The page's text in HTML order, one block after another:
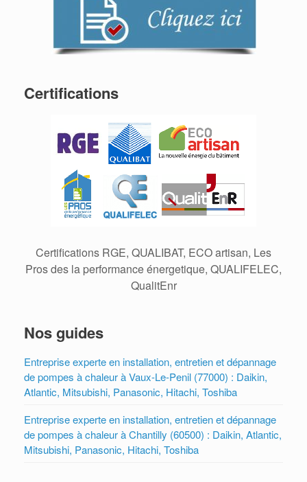
Certifications
Certifications RGE, QUALIBAT, ECO artisan, Les
Pros des la performance énergetique, QUALIFELEC,
QualitEnr
Nos guides
Entreprise experte en installation, entretien et dépannage
de pompes à chaleur à Vaux-Le-Penil (77000) : Daikin,
Atlantic, Mitsubishi, Panasonic, Hitachi, Toshiba
Entreprise experte en installation, entretien et dépannage
de pompes à chaleur à Chantilly (60500) : Daikin, Atlantic,
Mitsubishi, Panasonic, Hitachi, Toshiba